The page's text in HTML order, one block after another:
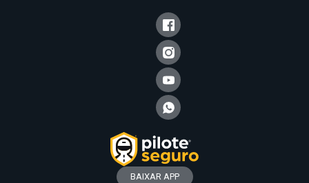
BAIXAR APP